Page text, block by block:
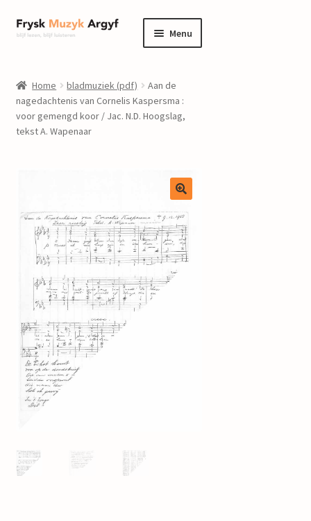
Ga
door
navigatie
Ga
naar
inhoud
Menu
informatie
Submenu
uitvouwen
nieuws
events
contact
mijn account
Home bladmuziek (pdf)
Aan de
nagedachtenis van Cornelis Kaspersma :
voor gemengd koor / Jac. N.D. Hoogslag,
tekst A. Wapenaar